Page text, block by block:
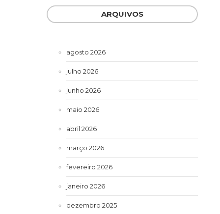
ARQUIVOS
agosto 2026
julho 2026
junho 2026
maio 2026
abril 2026
março 2026
fevereiro 2026
janeiro 2026
dezembro 2025